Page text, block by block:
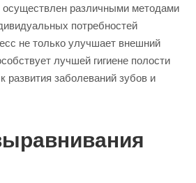
различными методами
потребностей
не только улучшает внешний
лучшей гигиене полости
развития заболеваний зубов и